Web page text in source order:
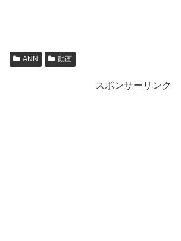
ANN 動画
スポンサーリンク